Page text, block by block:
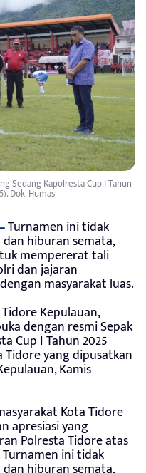
Sedang Kapolresta Cup I Tahun
Dok. Humas
Turnamen ini tidak
hiburan semata,
mempererat tali
dan jajaran
masyarakat luas.
Kepulauan,
dengan resmi Sepak
Cup I Tahun 2025
yang dipusatkan
Kamis
Kota Tidore
apresiasi yang
Polresta Tidore atas
ini tidak